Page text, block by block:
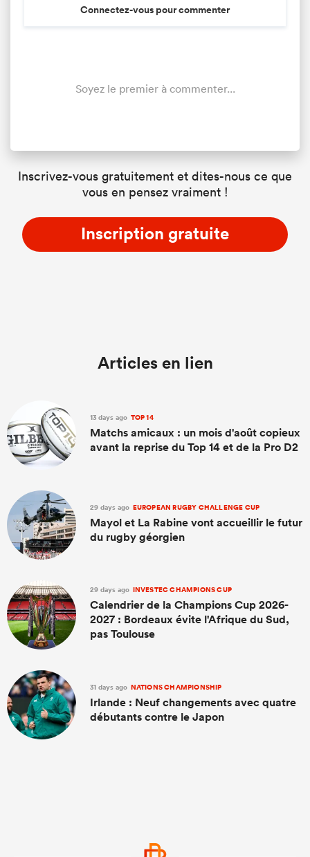
Connectez-vous pour commenter
Soyez le premier à commenter...
Inscrivez-vous gratuitement et dites-nous ce que
vous en pensez vraiment !
Inscription gratuite
Articles en lien
13 days ago TOP 14
Matchs amicaux : un mois d'août copieux
avant la reprise du Top 14 et de la Pro D2
29 days ago EUROPEAN RUGBY CHALLENGE CUP
Mayol et La Rabine vont accueillir le futur
du rugby géorgien
29 days ago INVESTEC CHAMPIONS CUP
Calendrier de la Champions Cup 2026-
2027 : Bordeaux évite l'Afrique du Sud,
pas Toulouse
31 days ago NATIONS CHAMPIONSHIP
Irlande : Neuf changements avec quatre
débutants contre le Japon